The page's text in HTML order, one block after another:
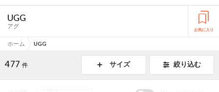
UGG
アグ お気に入り
ホーム UGG
477 件 サイズ 絞り込む